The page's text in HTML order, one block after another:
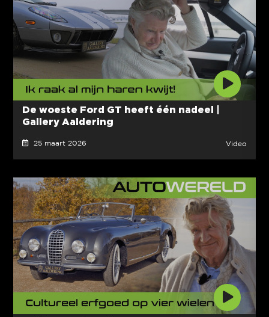
De woeste Ford GT heeft één nadeel |
Gallery Aaldering
25 maart 2026 Video